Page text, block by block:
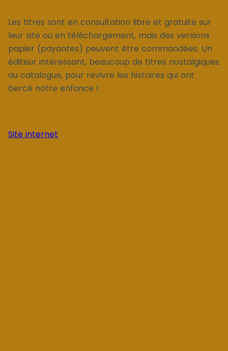
Les titres sont en consultation libre et gratuite sur
leur site ou en téléchargement, mais des versions
papier (payantes) peuvent être commandées. Un
éditeur intéressant, beaucoup de titres nostalgiques
au catalogue, pour revivre les histoires qui ont
bercé notre enfance !
Site internet